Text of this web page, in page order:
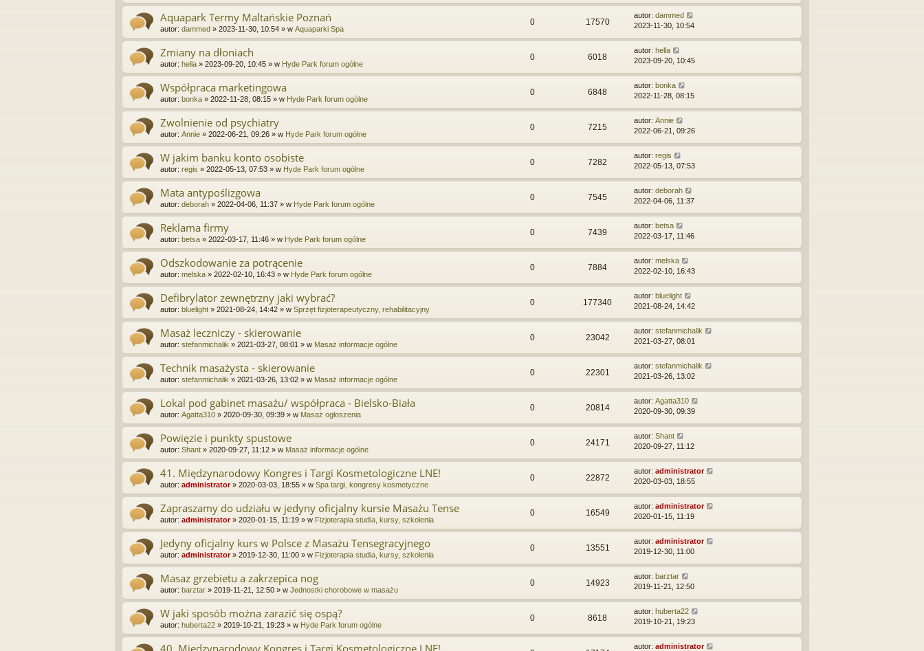
Aquapark Termy Maltańskie Poznań
autor: dammed » 2023-11-30, 10:54 » w Aquaparki Spa
0 17570
autor: dammed
2023-11-30, 10:54
Zmiany na dłoniach
autor: hella » 2023-09-20, 10:45 » w Hyde Park forum ogólne
0 6018
autor: hella
2023-09-20, 10:45
Współpraca marketingowa
autor: bonka » 2022-11-28, 08:15 » w Hyde Park forum ogólne
0 6848
autor: bonka
2022-11-28, 08:15
Zwolnienie od psychiatry
autor: Annie » 2022-06-21, 09:26 » w Hyde Park forum ogólne
0 7215
autor: Annie
2022-06-21, 09:26
W jakim banku konto osobiste
autor: regis » 2022-05-13, 07:53 » w Hyde Park forum ogólne
0 7282
autor: regis
2022-05-13, 07:53
Mata antypoślizgowa
autor: deborah » 2022-04-06, 11:37 » w Hyde Park forum ogólne
0 7545
autor: deborah
2022-04-06, 11:37
Reklama firmy
autor: betsa » 2022-03-17, 11:46 » w Hyde Park forum ogólne
0 7439
autor: betsa
2022-03-17, 11:46
Odszkodowanie za potrącenie
autor: melska » 2022-02-10, 16:43 » w Hyde Park forum ogólne
0 7884
autor: melska
2022-02-10, 16:43
Defibrylator zewnętrzny jaki wybrać?
autor: bluelight » 2021-08-24, 14:42 » w Sprzęt fizjoterapeutyczny, rehabilitacyjny
0 177340
autor: bluelight
2021-08-24, 14:42
Masaż leczniczy - skierowanie
autor: stefanmichalik » 2021-03-27, 08:01 » w Masaż informacje ogólne
0 23042
autor: stefanmichalik
2021-03-27, 08:01
Technik masażysta - skierowanie
autor: stefanmichalik » 2021-03-26, 13:02 » w Masaż informacje ogólne
0 22301
autor: stefanmichalik
2021-03-26, 13:02
Lokal pod gabinet masażu/ współpraca - Bielsko-Biała
autor: Agatta310 » 2020-09-30, 09:39 » w Masaż ogłoszenia
0 20814
autor: Agatta310
2020-09-30, 09:39
Powięzie i punkty spustowe
autor: Shant » 2020-09-27, 11:12 » w Masaż informacje ogólne
0 24171
autor: Shant
2020-09-27, 11:12
41. Międzynarodowy Kongres i Targi Kosmetologiczne LNE!
autor: administrator» 2020-03-03, 18:55 » w Spa targi, kongresy kosmetyczne
0 22872
autor: administrator
2020-03-03, 18:55
Zapraszamy do udziału w jedyny oficjalny kursie Masażu Tense
autor: administrator» 2020-01-15, 11:19 » w Fizjoterapia studia, kursy, szkolenia
0 16549
autor: administrator
2020-01-15, 11:19
Jedyny oficjalny kurs w Polsce z Masażu Tensegracyjnego
autor: administrator» 2019-12-30, 11:00 » w Fizjoterapia studia, kursy, szkolenia
0 13551
autor: administrator
2019-12-30, 11:00
Masaz grzebietu a zakrzepica nog
autor: barztar » 2019-11-21, 12:50 » w Jednostki chorobowe w masażu
0 14923
autor: barztar
2019-11-21, 12:50
W jaki sposób można zarazić się ospą?
autor: huberta22 » 2019-10-21, 19:23 » w Hyde Park forum ogólne
0 8618
autor: huberta22
2019-10-21, 19:23
autor: administrator